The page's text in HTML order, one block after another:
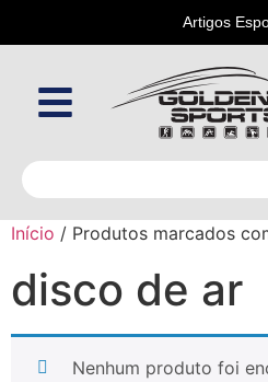
Artigos
Início / Produtos marcados
disco de ar
Nenhum produto foi